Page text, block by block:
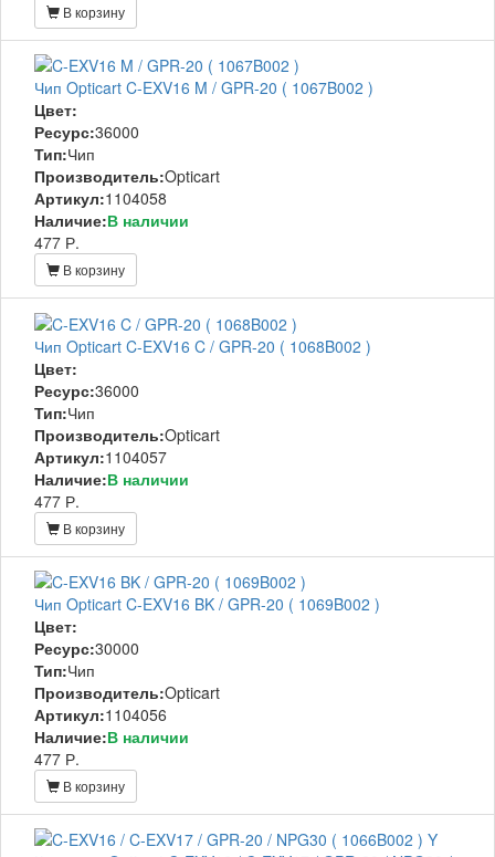
В корзину
Чип Opticart C-EXV16 M / GPR-20 ( 1067B002 )
Цвет:
Ресурс:36000
Тип:Чип
Производитель:Opticart
Артикул:1104058
Наличие:В наличии
477 Р.
В корзину
Чип Opticart C-EXV16 C / GPR-20 ( 1068B002 )
Цвет:
Ресурс:36000
Тип:Чип
Производитель:Opticart
Артикул:1104057
Наличие:В наличии
477 Р.
В корзину
Чип Opticart C-EXV16 BK / GPR-20 ( 1069B002 )
Цвет:
Ресурс:30000
Тип:Чип
Производитель:Opticart
Артикул:1104056
Наличие:В наличии
477 Р.
В корзину